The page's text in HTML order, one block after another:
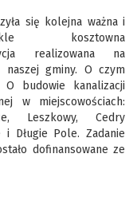
się kolejna ważna i
kosztowna
realizowana na
naszej gminy. O czym
O budowie kanalizacji
w miejscowościach:
Leszkowy, Cedry
i Długie Pole. Zadanie
dofinansowane ze